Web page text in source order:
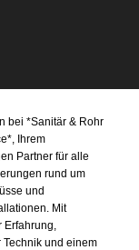
bei *Sanitär & Rohr
Ihrem
Partner für alle
rund um
und
Mit
Erfahrung,
Technik und einem